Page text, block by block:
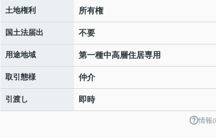
土地権利 所有権
国土法届出 不要
用途地域 第一種中高層住居専用
取引態様 仲介
引渡し 即時
情報